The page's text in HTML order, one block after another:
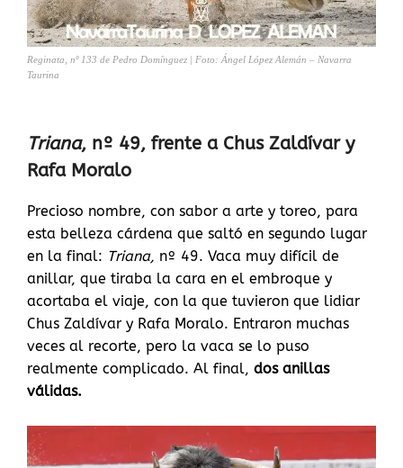
Reginata, nº 133 de Pedro Domínguez | Foto: Ángel López Alemán – Navarra
Taurina
Triana, nº 49, frente a Chus Zaldívar y
Rafa Moralo
Precioso nombre, con sabor a arte y toreo, para
esta belleza cárdena que saltó en segundo lugar
en la final: Triana, nº 49. Vaca muy difícil de
anillar, que tiraba la cara en el embroque y
acortaba el viaje, con la que tuvieron que lidiar
Chus Zaldívar y Rafa Moralo. Entraron muchas
veces al recorte, pero la vaca se lo puso
realmente complicado. Al final, dos anillas
válidas.